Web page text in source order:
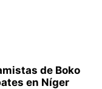
de Boko
en Níger